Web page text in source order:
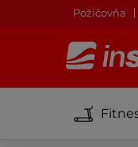
Požičovňa